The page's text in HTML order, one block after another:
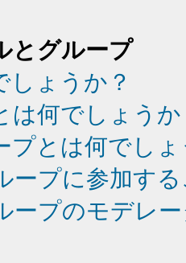
とグループ
しょうか？
は何でしょうか
プとは何でし
ープに参加す
ープのモデレ